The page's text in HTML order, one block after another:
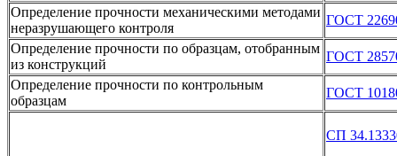
Определение прочности механическими методами
неразрушающего контроля
ГОСТ
Определение прочности по образцам, отобранным
из конструкций
ГОСТ
Определение прочности по контрольным
образцам
ГОСТ
СП